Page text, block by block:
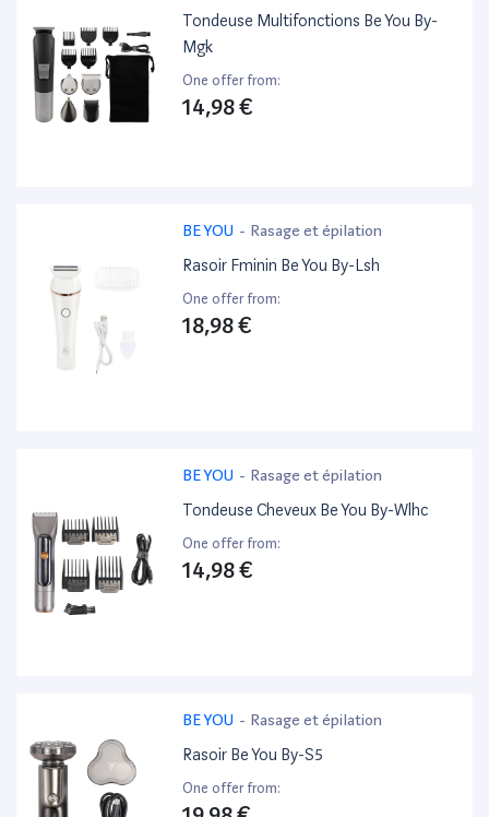
Tondeuse Multifonctions Be You By-
Mgk
One offer from:
14,98 €
BE YOU - Rasage et épilation
Rasoir Fminin Be You By-Lsh
One offer from:
18,98 €
BE YOU - Rasage et épilation
Tondeuse Cheveux Be You By-Wlhc
One offer from:
14,98 €
BE YOU - Rasage et épilation
Rasoir Be You By-S5
One offer from: